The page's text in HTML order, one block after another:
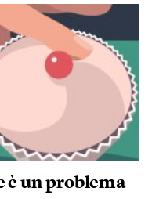
è un problema